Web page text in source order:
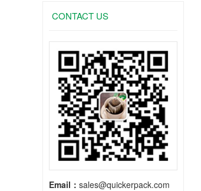
CONTACT US
Email： sales@quickerpack.com